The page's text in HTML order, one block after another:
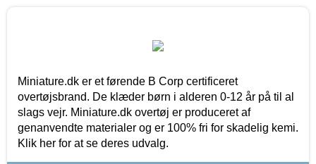
Miniature.dk er et førende B Corp certificeret
overtøjsbrand. De klæder børn i alderen 0-12 år på til al
slags vejr. Miniature.dk overtøj er produceret af
genanvendte materialer og er 100% fri for skadelig kemi.
Klik her for at se deres udvalg.